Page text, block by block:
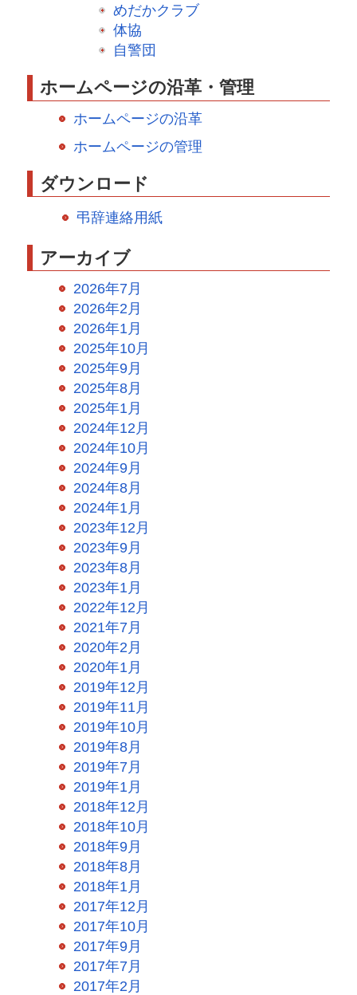
めだかクラブ
体協
自警団
ホームページの沿革・管理
ホームページの沿革
ホームページの管理
ダウンロード
弔辞連絡用紙
アーカイブ
2026年7月
2026年2月
2026年1月
2025年10月
2025年9月
2025年8月
2025年1月
2024年12月
2024年10月
2024年9月
2024年8月
2024年1月
2023年12月
2023年9月
2023年8月
2023年1月
2022年12月
2021年7月
2020年2月
2020年1月
2019年12月
2019年11月
2019年10月
2019年8月
2019年7月
2019年1月
2018年12月
2018年10月
2018年9月
2018年8月
2018年1月
2017年12月
2017年10月
2017年9月
2017年7月
2017年2月